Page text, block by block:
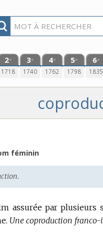
2e
1718
3e
1740
4e
1762
5e
1798
6e
1835
féminin
assurée par plusieurs
Une coproduction